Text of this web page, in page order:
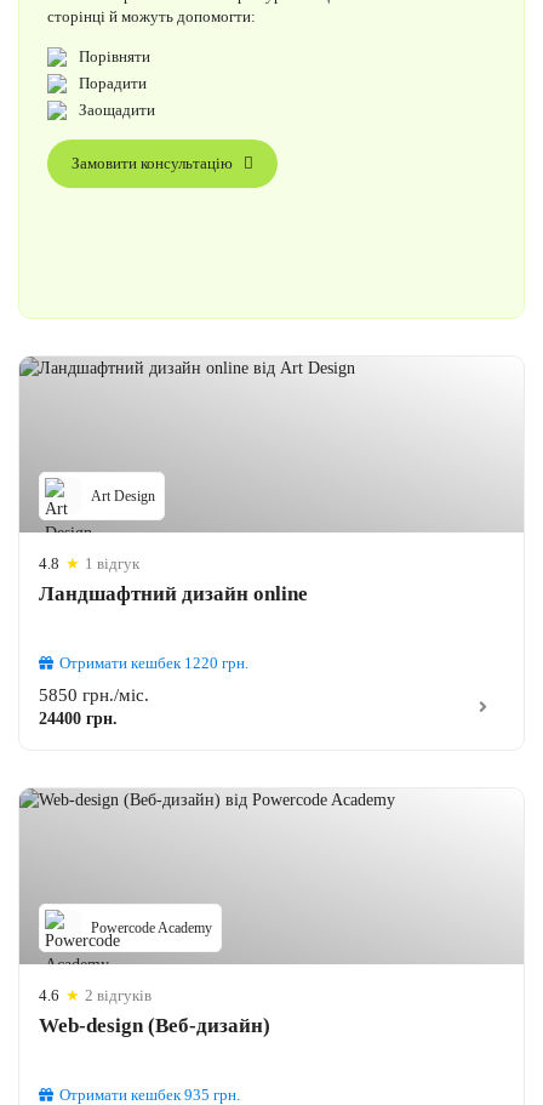
сторінці й можуть допомогти:
Порівняти
Порадити
Заощадити
Замовити консультацію
Art Design
4.8 ★ 1 відгук
Ландшафтний дизайн online
Отримати кешбек 1220 грн.
5850 грн./міс.
24400 грн.
Powercode Academy
4.6 ★ 2 відгуків
Web-design (Веб-дизайн)
Отримати кешбек935 грн.